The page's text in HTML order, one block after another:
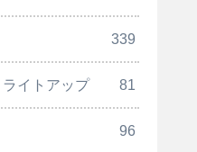
339
イトアップ 81
96